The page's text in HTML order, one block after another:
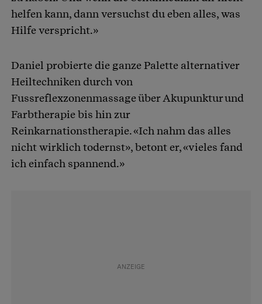
helfen kann, dann versuchst du eben alles, was
Hilfe verspricht.»
Daniel probierte die ganze Palette alternativer
Heiltechniken durch von
Fussreflexzonenmassage über Akupunktur und
Farbtherapie bis hin zur
Reinkarnationstherapie. «Ich nahm das alles
nicht wirklich todernst», betont er, «vieles fand
ich einfach spannend.»